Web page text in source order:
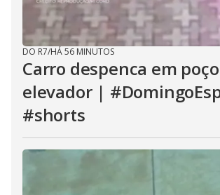
DO R7/HÁ 56 MINUTOS
Carro despenca em
elevador |
#shorts